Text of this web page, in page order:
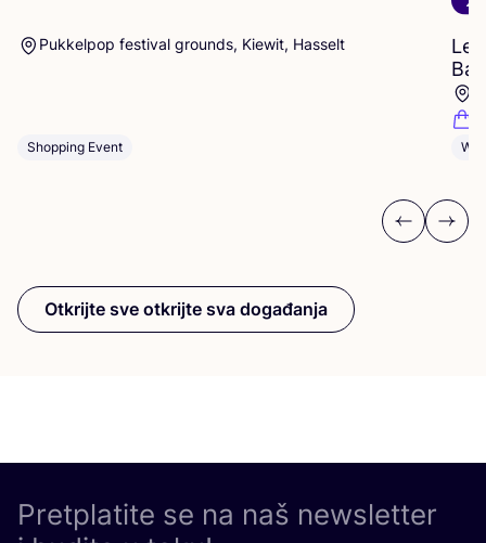
Pukkelpop festival grounds, Kiewit, Hasselt
Shopping Event
Previous
Next
Otkrijte sve otkrijte sva događanja
Pretplatite se na naš newsletter